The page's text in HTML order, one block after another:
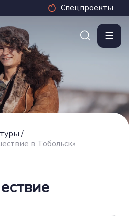
Спецпроекты
/
в Тобольск»